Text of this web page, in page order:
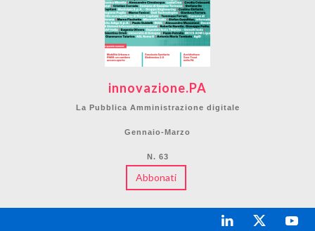
innovazione.PA
La Pubblica Amministrazione digitale
Gennaio-Marzo
N. 63
Abbonati